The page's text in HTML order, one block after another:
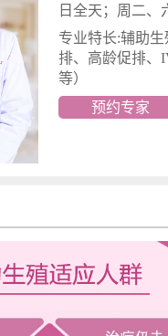
日全天；周二、
专业特长:辅助生
排、高龄促排、
等）
预约专家